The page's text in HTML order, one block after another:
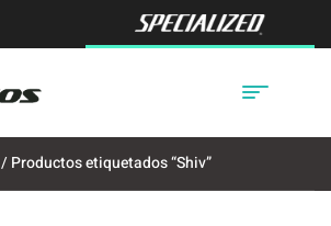
/ Productos etiquetados “Shiv”